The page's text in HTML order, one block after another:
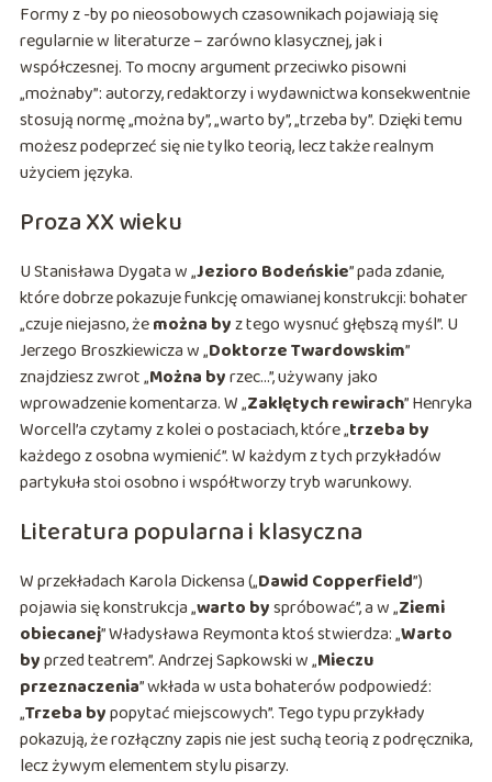
Formy z -by po nieosobowych czasownikach pojawiają się
regularnie w literaturze – zarówno klasycznej, jak i
współczesnej. To mocny argument przeciwko pisowni
„możnaby”: autorzy, redaktorzy i wydawnictwa konsekwentnie
stosują normę „można by”, „warto by”, „trzeba by”. Dzięki temu
możesz podeprzeć się nie tylko teorią, lecz także realnym
użyciem języka.
Proza XX wieku
U Stanisława Dygata w „Jezioro Bodeńskie” pada zdanie,
które dobrze pokazuje funkcję omawianej konstrukcji: bohater
„czuje niejasno, żemożna byz tego wysnuć głębszą myśl”. U
Jerzego Broszkiewicza w „Doktorze Twardowskim”
znajdziesz zwrot „Można byrzec…”, używany jako
wprowadzenie komentarza. W „Zaklętych rewirach” Henryka
Worcell’a czytamy z kolei o postaciach, które „trzeba by
każdego z osobna wymienić”. W każdym z tych przykładów
partykuła stoi osobno i współtworzy tryb warunkowy.
Literatura popularna i klasyczna
W przekładach Karola Dickensa („Dawid Copperfield”)
pojawia się konstrukcja „warto byspróbować”, a w „Ziemi
obiecanej” Władysława Reymonta ktoś stwierdza: „Warto
byprzed teatrem”. Andrzej Sapkowski w „Mieczu
przeznaczenia” wkłada w usta bohaterów podpowiedź:
„Trzeba bypopytać miejscowych”. Tego typu przykłady
pokazują, że rozłączny zapis nie jest suchą teorią z podręcznika,
lecz żywym elementem stylu pisarzy.